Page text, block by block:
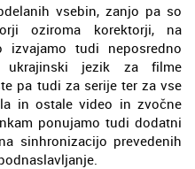
vsebin, zanjo pa so
oziroma korektorji, na
tudi neposredno
ukrajinski jezik za filme
pa tudi za serije ter za vse
in ostale video in zvočne
ponujamo tudi dodatni
sinhronizacijo prevedenih